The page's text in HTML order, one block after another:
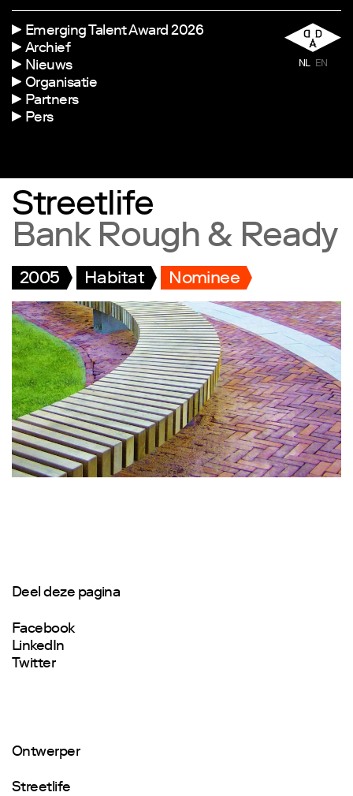
Emerging Talent Award 2026
Archief
Nieuws
Organisatie
Partners
Pers
NL EN
Streetlife
Bank Rough & Ready
2005 Habitat Nominee
Deel deze pagina
Facebook
LinkedIn
Twitter
Ontwerper
Streetlife